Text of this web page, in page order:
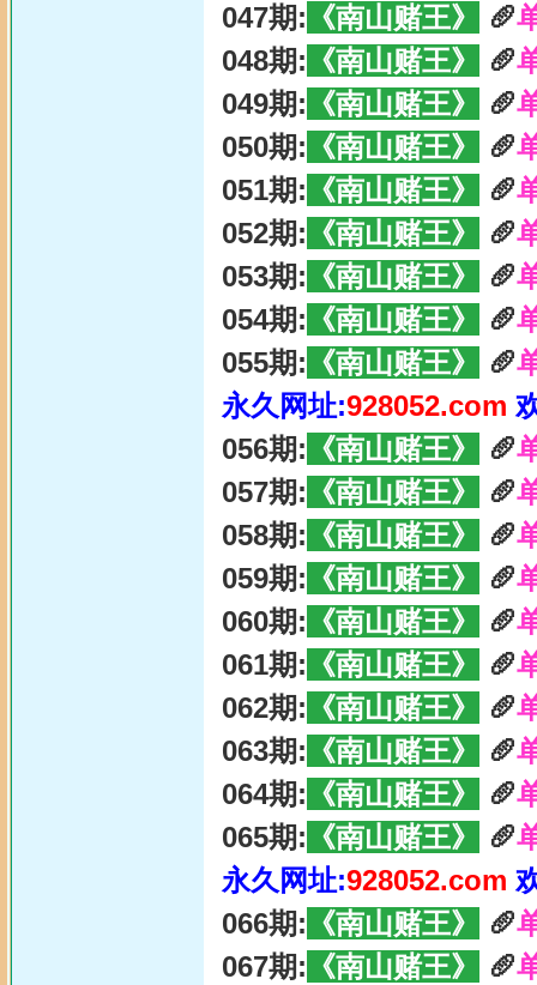
047期: 《南山赌王》 🥖
048期: 《南山赌王》 🥖
049期: 《南山赌王》 🥖
050期: 《南山赌王》 🥖
051期: 《南山赌王》 🥖
052期: 《南山赌王》 🥖
053期: 《南山赌王》 🥖
054期: 《南山赌王》 🥖
055期: 《南山赌王》 🥖
永久网址:928052.com
056期: 《南山赌王》 🥖
057期: 《南山赌王》 🥖
058期: 《南山赌王》 🥖
059期: 《南山赌王》 🥖
060期: 《南山赌王》 🥖
061期: 《南山赌王》 🥖
062期: 《南山赌王》 🥖
063期: 《南山赌王》 🥖
064期: 《南山赌王》 🥖
065期: 《南山赌王》 🥖
永久网址:928052.com
066期: 《南山赌王》 🥖
067期: 《南山赌王》 🥖